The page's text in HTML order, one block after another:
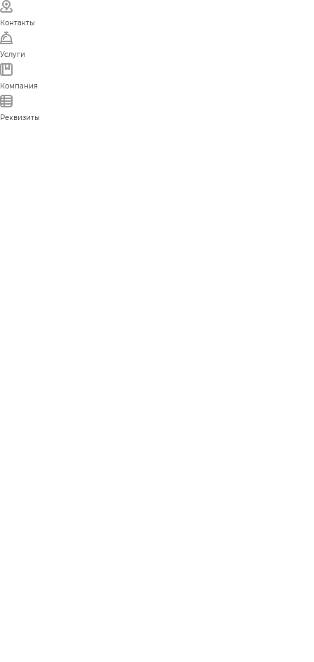
Контакты
Услуги
Компания
Реквизиты